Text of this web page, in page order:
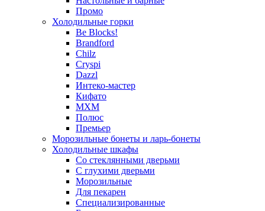
Промо
Холодильные горки
Be Blocks!
Brandford
Chilz
Cryspi
Dazzl
Интеко-мастер
Кифато
МХМ
Полюс
Премьер
Морозильные бонеты и ларь-бонеты
Холодильные шкафы
Со стеклянными дверьми
С глухими дверьми
Морозильные
Для пекарен
Специализированные